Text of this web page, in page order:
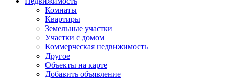
Комнаты
Квартиры
Земельные участки
Участки с домом
Коммерческая недвижимость
Другое
Объекты на карте
Добавить объявление